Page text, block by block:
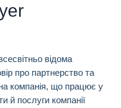
відома
про партнерство та
компанія, що працює у
й послуги компанії